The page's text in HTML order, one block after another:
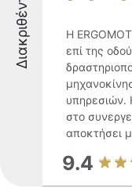
Διακριθέντες
Η
επί της
υπηρεσιών.
στο
αποκτήσει
9.4